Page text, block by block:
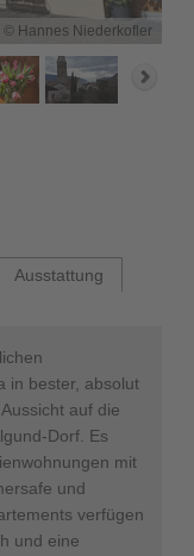
© Hannes Niederkofler
Ausstattung
in bester, absolut
auf die
Dorf. Es
mit
und
verfügen
und eine